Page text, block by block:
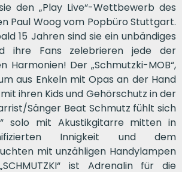
den „Play Live“-Wettbewerb des
Paul Woog vom Popbüro Stuttgart.
15 Jahren sind sie ein unbändiges
ihre Fans zelebrieren jede der
Harmonien! Der „Schmutzki-MOB“,
aus Enkeln mit Opas an der Hand
ihren Kids und Gehörschutz in der
Sänger Beat Schmutz fühlt sich
solo mit Akustikgitarre mitten in
Innigkeit und dem
mit unzähligen Handylampen
ist Adrenalin für die